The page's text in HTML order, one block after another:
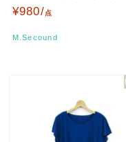
サイズ46 ブルー…
¥980/点
M.Secound